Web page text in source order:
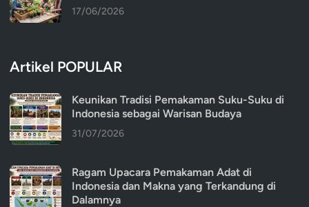
17/06/2026
Artikel POPULAR
Keunikan Tradisi Pemakaman Suku-Suku di
Indonesia sebagai Warisan Budaya
31/07/2026
Ragam Upacara Pemakaman Adat di
Indonesia dan Makna yang Terkandung di
Dalamnya